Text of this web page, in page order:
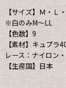
【サイズ】Ｍ・Ｌ
※白のみM〜LL
【色数】9
【素材】キュプラ
レース：ナイロン
【生産国】日本